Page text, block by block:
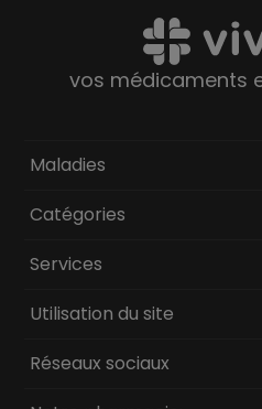
vos médicaments
Maladies
Catégories
Services
Utilisation du site
Réseaux sociaux